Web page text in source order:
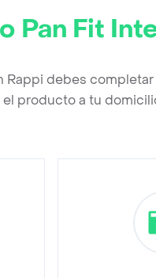
Pan Fit
Rappi debes
producto a tu